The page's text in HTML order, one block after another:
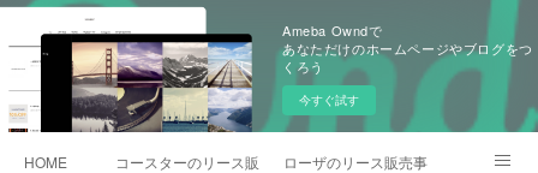
Ameba Owndで
あなただけのホームページやブログをつ
くろう
今すぐ試す
HOME コースターのリース販売事例ローザのリース販売事例